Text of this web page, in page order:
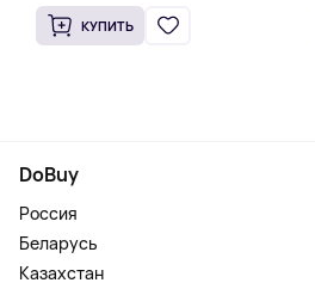
КУПИТЬ
DoBuy
Россия
Беларусь
Казахстан